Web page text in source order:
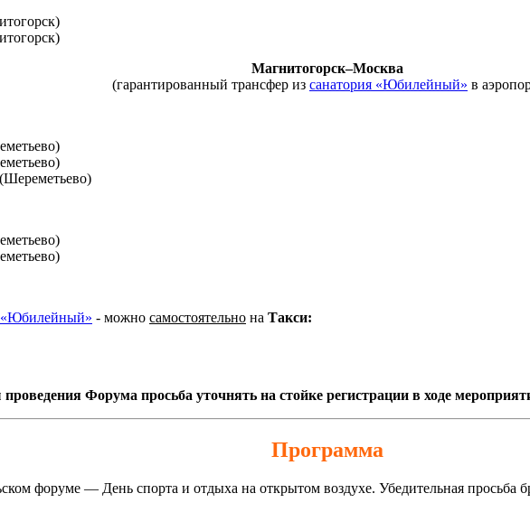
Магнитогорск–Москва
(гарантированный трансфер из санатория «Юбилейный» в
«Юбилейный» - можно самостоятельно на Такси:
Форума просьба уточнять на стойке регистрации в ходе
Программа
форуме — День спорта и отдыха на открытом воздухе. Убедительная просьба